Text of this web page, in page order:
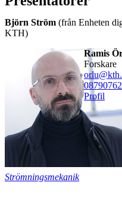
Björn Ström (från Enheten
KTH)
Ramis
forskare
08790
Profil
Strömningsmekanik